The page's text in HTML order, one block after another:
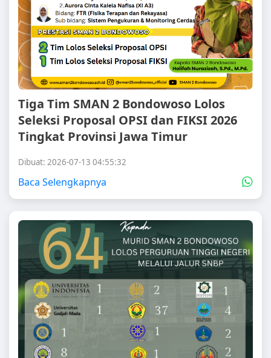
Tiga Tim SMAN 2 Bondowoso Lolos
Seleksi Proposal OPSI dan FIKSI 2026
Tingkat Provinsi Jawa Timur
Dibuat: 2026-07-13 04:55:32
Baca Selengkapnya